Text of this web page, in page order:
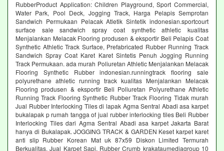
RubberProduct Application: Children Playground, Sport Commercial,
Water Park, Pool Deck, Jogging Track, Harga Pelapis Semprotan
Sandwich Permukaan Pelacak Atletik Sintetik indonesian.sportcourt
surface sale sandwich spray coat synthetic athletic kualitas
Menjalankan Melacak Flooring produsen & eksportir Beli Pelapis Coat
Synthetic Athletic Track Surface, Prefabricated Rubber Running Track
Sandwich Spray Coat Karet Karet Sintetis Penuh Jogging Running
Track Permukaan. ada murah Poliuretan Athletic Menjalankan Melacak
Flooring Synthetic Rubber indonesian.runningtrack flooring sale
polyurethane athletic running track kualitas Menjalankan Melacak
Flooring produsen & eksportir Beli Poliuretan Polyurethane Athletic
Running Track Flooring Synthetic Rubber Track Flooring Tidak murah
Jual Rubber Interlocking Tiles di lapak Agma Sentral Abadi asa karpet
bukalapak p rumah tangga of jual rubber interlocking tiles Beli Rubber
Interlocking Tiles dari Agma Sentral Abadi asa karpet Jakarta Barat
hanya di Bukalapak. JOGGING TRACK & GARDEN Keset karpet karet
anti slip Rubber Korean Mat uk 87x59 Diskon Limited Termurah
Berkualitas. Jual Karpet Sapi, Rubber Crumb krakataumediagroup 10